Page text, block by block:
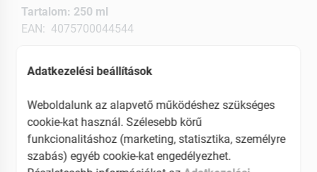
Tartalom: 250 ml
EAN: 4075700044544
Adatkezelési beállítások
Weboldalunk az alapvető működéshez szükséges
cookie-kat használ. Szélesebb körű
funkcionalitáshoz (marketing, statisztika, személyre
szabás) egyéb cookie-kat engedélyezhet.